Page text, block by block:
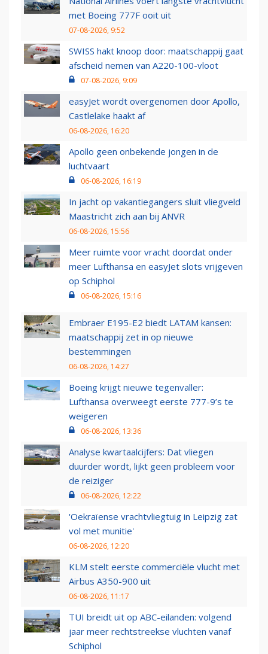
met Boeing 777F ooit uit
07-08-2026, 9:52
SWISS hakt knoop door: maatschappij gaat
afscheid nemen van A220-100-vloot
07-08-2026, 9:09
easyJet wordt overgenomen door Apollo,
Castlelake haakt af
06-08-2026, 16:20
Apollo geen onbekende jongen in de
luchtvaart
06-08-2026, 16:19
In jacht op vakantiegangers sluit vliegveld
Maastricht zich aan bij ANVR
06-08-2026, 15:56
Meer ruimte voor vracht doordat onder
meer Lufthansa en easyJet slots vrijgeven
op Schiphol
06-08-2026, 15:16
Embraer E195-E2 biedt LATAM kansen:
maatschappij zet in op nieuwe
bestemmingen
06-08-2026, 14:27
Boeing krijgt nieuwe tegenvaller:
Lufthansa overweegt eerste 777-9’s te
weigeren
06-08-2026, 13:36
Analyse kwartaalcijfers: Dat vliegen
duurder wordt, lijkt geen probleem voor
de reiziger
06-08-2026, 12:22
'Oekraïense vrachtvliegtuig in Leipzig zat
vol met munitie'
06-08-2026, 12:20
KLM stelt eerste commerciële vlucht met
Airbus A350-900 uit
06-08-2026, 11:17
TUI breidt uit op ABC-eilanden: volgend
jaar meer rechtstreekse vluchten vanaf
Schiphol